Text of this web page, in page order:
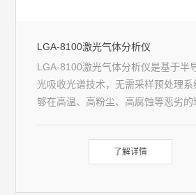
LGA-8100激光气体分析仪
LGA-8100激光气体分析仪是基于半
光吸收光谱技术，无需采样预处理系
够在高温、高粉尘、高腐蚀等恶劣的
了解详情